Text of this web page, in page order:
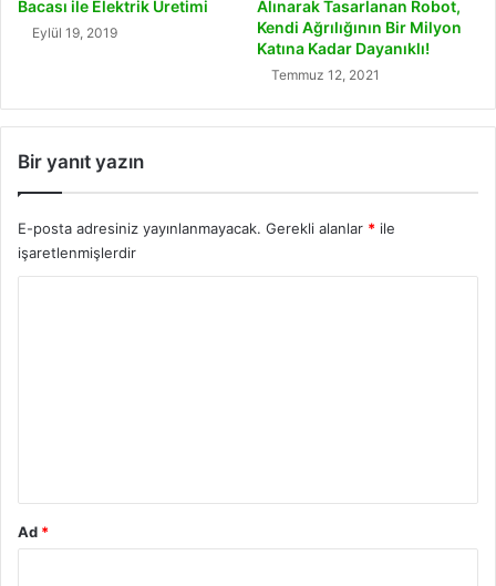
Bacası ile Elektrik Üretimi
Eylül 19, 2019
Alınarak Tasarlanan Robot,
Kendi Ağrılığının Bir Milyon
Katına Kadar Dayanıklı!
Temmuz 12, 2021
Bir yanıt yazın
E-posta adresiniz yayınlanmayacak. Gerekli alanlar * ile
işaretlenmişlerdir
Ad *